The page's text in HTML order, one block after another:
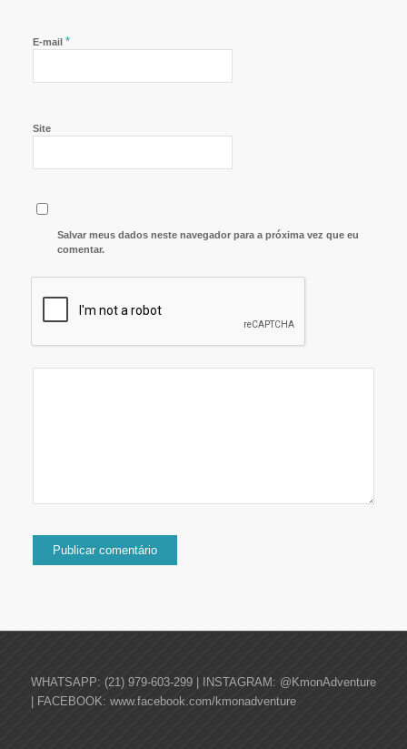
E-mail *
Site
Salvar meus dados neste navegador para a próxima vez que eu
comentar.
WHATSAPP: (21) 979-603-299 | INSTAGRAM: @KmonAdventure
| FACEBOOK: www.facebook.com/kmonadventure